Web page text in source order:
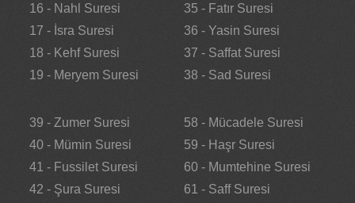
16 - Nahl Suresi
17 - İsra Suresi
18 - Kehf Suresi
19 - Meryem Suresi
35 - Fatır Suresi
36 - Yasin Suresi
37 - Saffat Suresi
38 - Sad Suresi
39 - Zumer Suresi
40 - Mümin Suresi
41 - Fussilet Suresi
42 - Şura Suresi
58 - Mücadele Suresi
59 - Haşr Suresi
60 - Mumtehine Suresi
61 - Saff Suresi